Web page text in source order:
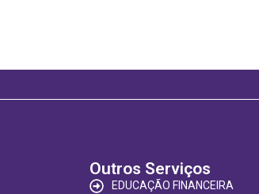
Outros Serviços
EDUCAÇÃO FINANCEIRA